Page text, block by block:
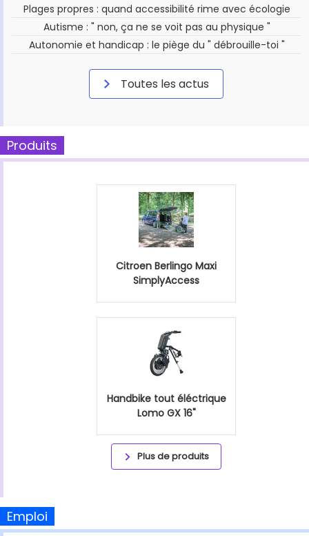
Plages propres : quand accessibilité rime avec écologie
Autisme : " non, ça ne se voit pas au physique "
Autonomie et handicap : le piège du " débrouille-toi "
Toutes les actus
Produits
Citroen Berlingo Maxi
SimplyAccess
Handbike tout éléctrique
Lomo GX 16"
Plus de produits
Emploi